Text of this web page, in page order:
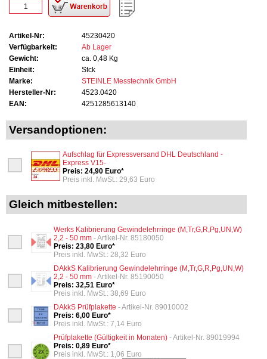
Artikel-Nr:
45230420
Verfügbarkeit:
Ab Lager
Gewicht:
ca. 0,48 Kg
Einheit:
Stck
Marke:
STEINLE Messtechnik GmbH
Hersteller-Nr:
4523.0420
EAN:
4251285613140
Versandoptionen:
Aufschlag für Expressversand DHL Deutschland -
Express V15-
Preis: 24,90 Euro*
Preis inkl. MwSt.: 29,63 Euro
Gleich mitbestellen:
Werks Kalibrierung Gewindelehrringe (M,Tr,G,R,Pg,UN,W)
2,2 - 50 mm - Artikel-Nr. 85180050
Preis: 23,80 Euro*
Preis inkl. MwSt.: 28,32 Euro
DAkkS Kalibrierung Gewindelehrringe (M,Tr,G,R,Pg,UN,W)
2,2 - 50 mm - Artikel-Nr. 85190050
Preis: 32,51 Euro*
Preis inkl. MwSt.: 38,69 Euro
DAkkS Prüfplakette - Artikel-Nr. 89010002
Preis: 6,00 Euro*
Preis inkl. MwSt.: 7,14 Euro
Prüfplakette (Gültigkeit in Monaten) - Artikel-Nr. 89019994
Preis: 0,89 Euro*
Preis inkl. MwSt.: 1,06 Euro